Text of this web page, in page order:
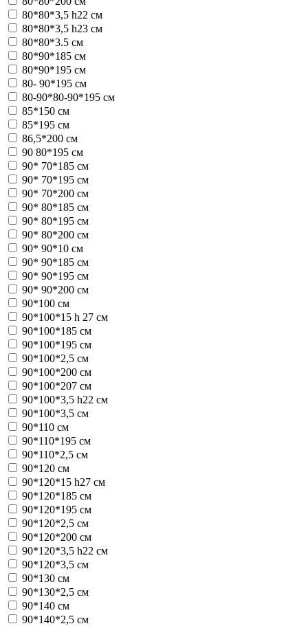
80*80*3,5 h22 см
80*80*3,5 h23 см
80*80*3.5 см
80*90*185 см
80*90*195 см
80- 90*195 см
80-90*80-90*195 см
85*150 см
85*195 см
86,5*200 см
90 80*195 см
90* 70*185 см
90* 70*195 см
90* 70*200 см
90* 80*185 см
90* 80*195 см
90* 80*200 см
90* 90*10 см
90* 90*185 см
90* 90*195 см
90* 90*200 см
90*100 см
90*100*15 h 27 см
90*100*185 см
90*100*195 см
90*100*2,5 см
90*100*200 см
90*100*207 см
90*100*3,5 h22 см
90*100*3,5 см
90*110 см
90*110*195 см
90*110*2,5 см
90*120 см
90*120*15 h27 см
90*120*185 см
90*120*195 см
90*120*2,5 см
90*120*200 см
90*120*3,5 h22 см
90*120*3,5 см
90*130 см
90*130*2,5 см
90*140 см
90*140*2,5 см